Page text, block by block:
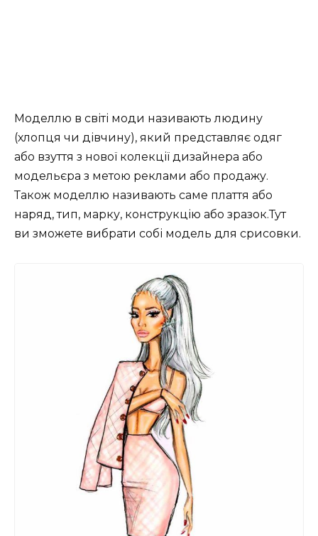
Моделлю в світі моди називають людину
(хлопця чи дівчину), який представляє одяг
або взуття з нової колекції дизайнера або
модельєра з метою реклами або продажу.
Також моделлю називають саме плаття або
наряд, тип, марку, конструкцію або зразок.Тут
ви зможете вибрати собі модель для срисовки.